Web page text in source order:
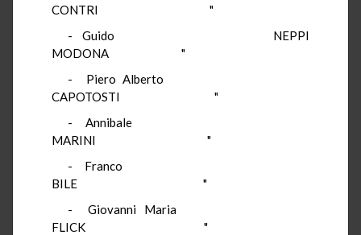
CONTRI "
- Guido NEPPI
MODONA "
- Piero Alberto
CAPOTOSTI "
- Annibale
MARINI "
- Franco
BILE "
- Giovanni Maria
FLICK "